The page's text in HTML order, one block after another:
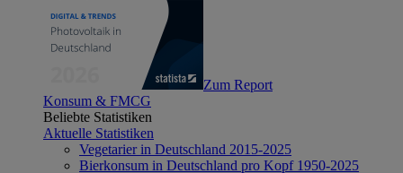
Zum Report
Konsum & FMCG
Beliebte Statistiken
Aktuelle Statistiken
Vegetarier in Deutschland 2015-2025
Bierkonsum in Deutschland pro Kopf 1950-2025